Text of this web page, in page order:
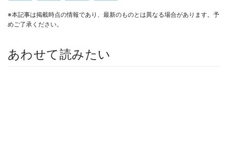
※本記事は掲載時点の情報であり、最新のものとは異なる場合があります。予
めご了承ください。
あわせて読みたい